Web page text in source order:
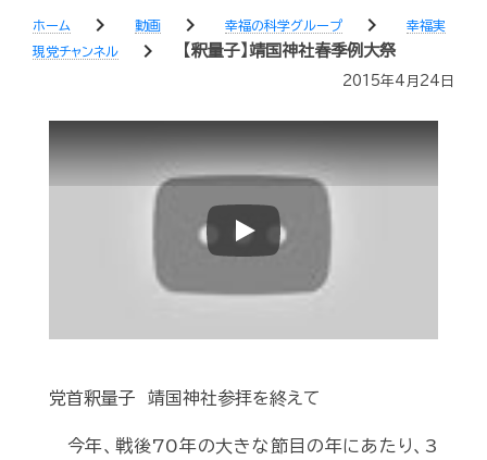
ホーム chevron_right 動画 chevron_right 幸福の科学グループ chevron_right
幸福実
現党チャンネル
chevron_right 【釈量子】靖国神社春季例大祭
2015年4月24日
Play
党首釈量子 靖国神社参拝を終えて
今年、戦後70年の大きな節目の年にあたり、3